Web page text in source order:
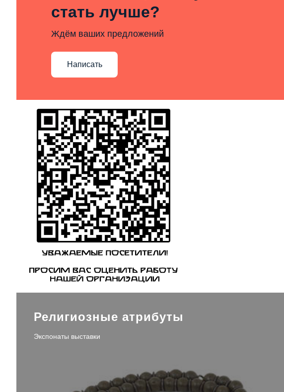
стать лучше?
Ждём ваших предложений
Написать
Религиозные атрибуты
Экспонаты выставки